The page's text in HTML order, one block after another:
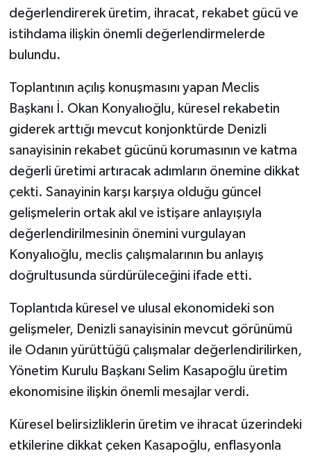
değerlendirerek üretim, ihracat, rekabet gücü ve
istihdama ilişkin önemli değerlendirmelerde
bulundu.
Toplantının açılış konuşmasını yapan Meclis
Başkanı İ. Okan Konyalıoğlu, küresel rekabetin
giderek arttığı mevcut konjonktürde Denizli
sanayisinin rekabet gücünü korumasının ve katma
değerli üretimi artıracak adımların önemine dikkat
çekti. Sanayinin karşı karşıya olduğu güncel
gelişmelerin ortak akıl ve istişare anlayışıyla
değerlendirilmesinin önemini vurgulayan
Konyalıoğlu, meclis çalışmalarının bu anlayış
doğrultusunda sürdürüleceğini ifade etti.
Toplantıda küresel ve ulusal ekonomideki son
gelişmeler, Denizli sanayisinin mevcut görünümü
ile Odanın yürüttüğü çalışmalar değerlendirilirken,
Yönetim Kurulu Başkanı Selim Kasapoğlu üretim
ekonomisine ilişkin önemli mesajlar verdi.
Küresel belirsizliklerin üretim ve ihracat üzerindeki
etkilerine dikkat çeken Kasapoğlu, enflasyonla
KÜLTÜR SANAT
Otomobil
POLİTİKA
SİYASET
SPOR HABERLERİ
Turizm
ÜLKE GÜNDEMİ
YAŞAM
YEREL